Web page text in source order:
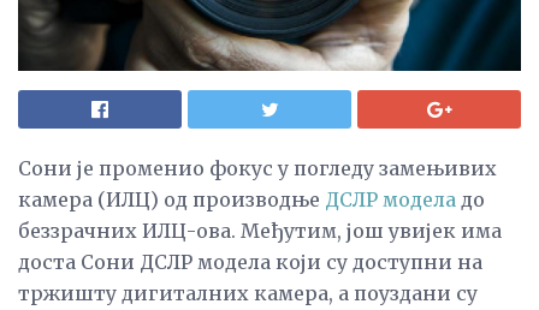
Сони је променио фокус у погледу замењивих
камера (ИЛЦ) од производње ДСЛР модела до
беззрачних ИЛЦ-ова. Међутим, још увијек има
доста Сони ДСЛР модела који су доступни на
тржишту дигиталних камера, а поуздани су